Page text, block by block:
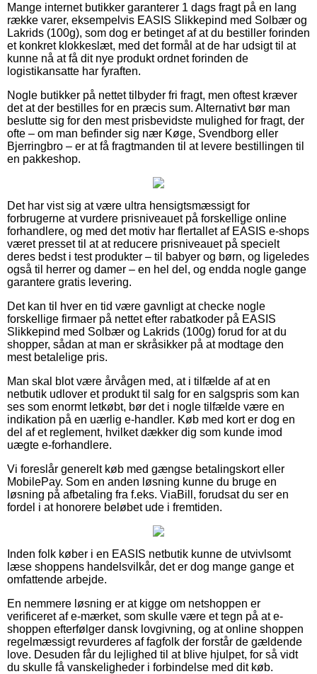
Mange internet butikker garanterer 1 dags fragt på en lang
række varer, eksempelvis EASIS Slikkepind med Solbær og
Lakrids (100g), som dog er betinget af at du bestiller forinden
et konkret klokkeslæt, med det formål at de har udsigt til at
kunne nå at få dit nye produkt ordnet forinden de
logistikansatte har fyraften.
Nogle butikker på nettet tilbyder fri fragt, men oftest kræver
det at der bestilles for en præcis sum. Alternativt bør man
beslutte sig for den mest prisbevidste mulighed for fragt, der
ofte – om man befinder sig nær Køge, Svendborg eller
Bjerringbro – er at få fragtmanden til at levere bestillingen til
en pakkeshop.
Det har vist sig at være ultra hensigtsmæssigt for
forbrugerne at vurdere prisniveauet på forskellige online
forhandlere, og med det motiv har flertallet af EASIS e-shops
været presset til at at reducere prisniveauet på specielt
deres bedst i test produkter – til babyer og børn, og ligeledes
også til herrer og damer – en hel del, og endda nogle gange
garantere gratis levering.
Det kan til hver en tid være gavnligt at checke nogle
forskellige firmaer på nettet efter rabatkoder på EASIS
Slikkepind med Solbær og Lakrids (100g) forud for at du
shopper, sådan at man er skråsikker på at modtage den
mest betalelige pris.
Man skal blot være årvågen med, at i tilfælde af at en
netbutik udlover et produkt til salg for en salgspris som kan
ses som enormt letkøbt, bør det i nogle tilfælde være en
indikation på en uærlig e-handler. Køb med kort er dog en
del af et reglement, hvilket dækker dig som kunde imod
uægte e-forhandlere.
Vi foreslår generelt køb med gængse betalingskort eller
MobilePay. Som en anden løsning kunne du bruge en
løsning på afbetaling fra f.eks. ViaBill, forudsat du ser en
fordel i at honorere beløbet ude i fremtiden.
Inden folk køber i en EASIS netbutik kunne de utvivlsomt
læse shoppens handelsvilkår, det er dog mange gange et
omfattende arbejde.
En nemmere løsning er at kigge om netshoppen er
verificeret af e-mærket, som skulle være et tegn på at e-
shoppen efterfølger dansk lovgivning, og at online shoppen
regelmæssigt revurderes af fagfolk der forstår de gældende
love. Desuden får du lejlighed til at blive hjulpet, for så vidt
du skulle få vanskeligheder i forbindelse med dit køb.